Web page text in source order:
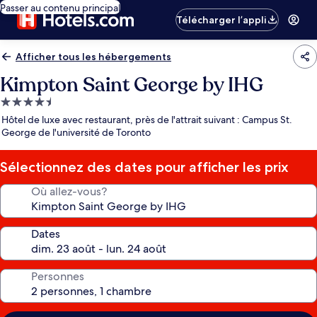
Passer au contenu principal
Télécharger l’appli
Afficher tous les hébergements
Kimpton Saint George by IHG
Hébergement
4.5 étoiles
Hôtel de luxe avec restaurant, près de l'attrait suivant : Campus St.
George de l'université de Toronto
Sélectionnez des dates pour afficher les prix
Où allez-vous?
Dates
Personnes